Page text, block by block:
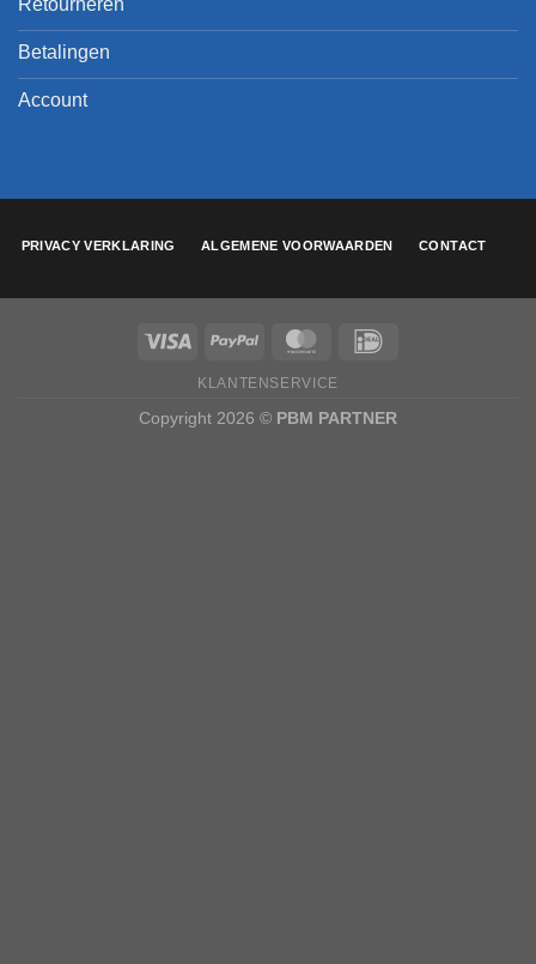
Betalingen
Account
PRIVACY VERKLARING ALGEMENE VOORWAARDEN CONTACT
KLANTENSERVICE
Copyright 2026 © PBM PARTNER